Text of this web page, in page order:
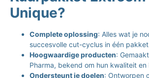
Unique?
Complete oplossing: Alles wat je
succesvolle cut-cyclus in één
Hoogwaardige producten:
Pharma, bekend om hun kwaliteit
Ondersteunt je doelen: Ontworpen